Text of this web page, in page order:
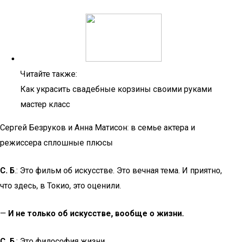
Читайте также:
Как украсить свадебные корзины своими руками
мастер класс
Сергей Безруков и Анна Матисон: в семье актера и
режиссера сплошные плюсы
С. Б.: Это фильм об искусстве. Это вечная тема. И приятно,
что здесь, в Токио, это оценили.
— И не только об искусстве, вообще о жизни.